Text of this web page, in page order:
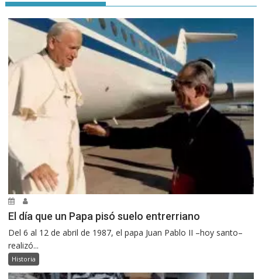
El día que un Papa pisó suelo entrerriano
Del 6 al 12 de abril de 1987, el papa Juan Pablo II –hoy santo–
realizó...
Historia